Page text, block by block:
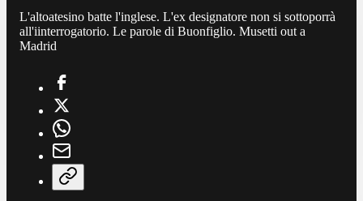
L'altoatesino batte l'inglese. L'ex designatore non si sottoporrà
all'iinterrogatorio. Le parole di Buonfiglio. Musetti out a
Madrid